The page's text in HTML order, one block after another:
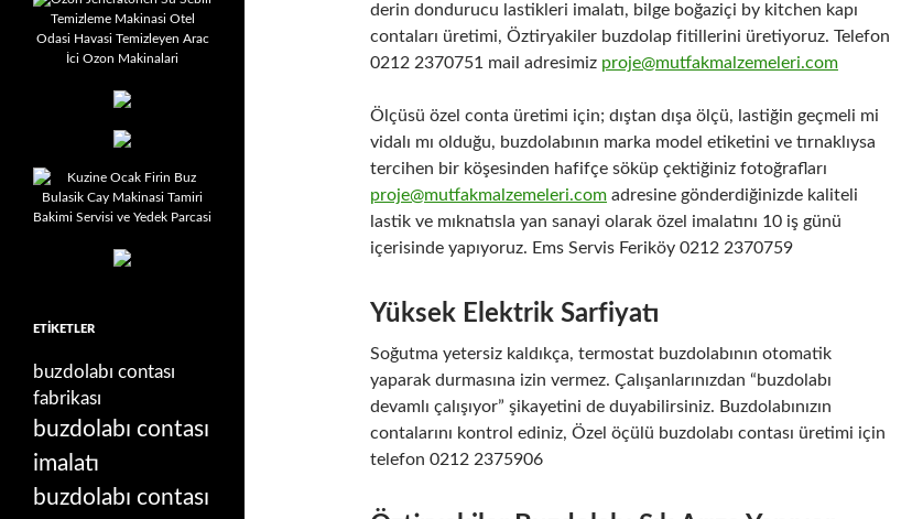
derin dondurucu lastikleri imalatı, bilge boğaziçi by kitchen kapı
contaları üretimi, Öztiryakiler buzdolap fitillerini üretiyoruz. Telefon
0212 2370751 mail adresimiz proje@mutfakmalzemeleri.com
Ölçüsü özel conta üretimi için; dıştan dışa ölçü, lastiğin geçmeli mi
vidalı mı olduğu, buzdolabının marka model etiketini ve tırnaklıysa
tercihen bir köşesinden hafifçe söküp çektiğiniz fotoğrafları
proje@mutfakmalzemeleri.com adresine gönderdiğinizde kaliteli
lastik ve mıknatısla yan sanayi olarak özel imalatını 10 iş günü
içerisinde yapıyoruz. Ems Servis Feriköy 0212 2370759
Yüksek Elektrik Sarfiyatı
Soğutma yetersiz kaldıkça, termostat buzdolabının otomatik
yaparak durmasına izin vermez. Çalışanlarınızdan “buzdolabı
devamlı çalışıyor” şikayetini de duyabilirsiniz. Buzdolabınızın
contalarını kontrol ediniz, Özel öçülü buzdolabı contası üretimi için
telefon 0212 2375906
ETIKETLER
buzdolabı contası
fabrikası
buzdolabı contası
imalatı
buzdolabı contası